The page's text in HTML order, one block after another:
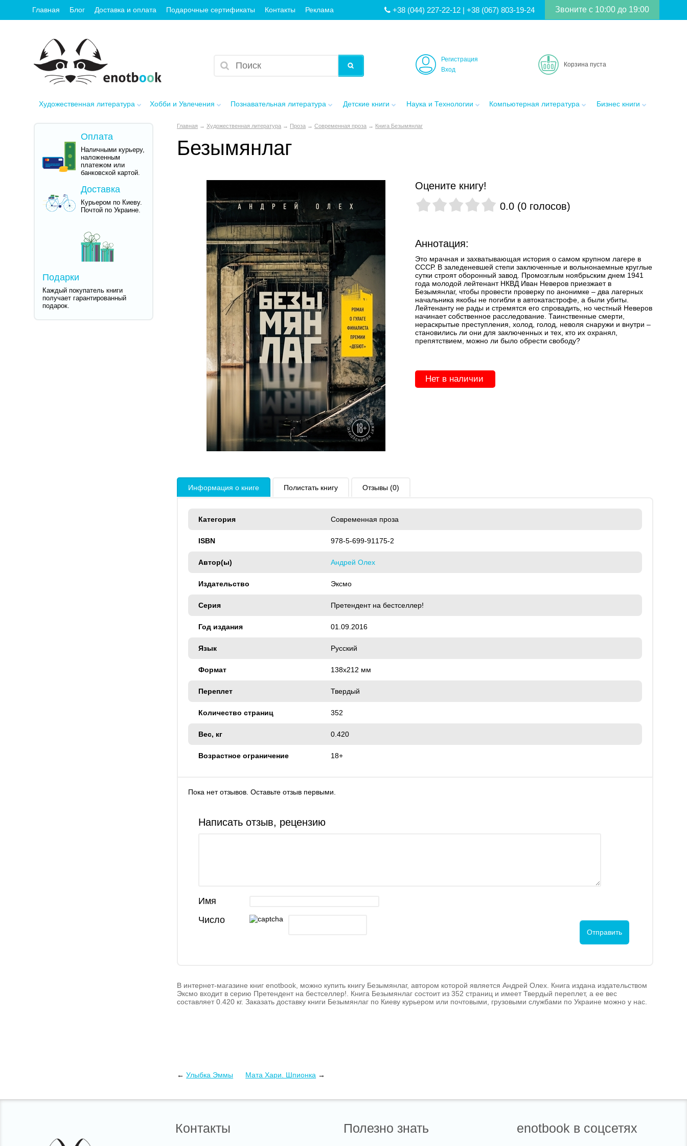
Главная Блог Доставка и оплата Подарочные сертификаты Контакты Реклама Звоните с 10:00 до 19:00
+38 (044) 227-22-12 |+38 (067) 803-19-24
Корзина пуста
Регистрация
Вход
Художественная литература Хобби и Увлечения Познавательная литература Детские книги Наука и Технологии Компьютерная литература Бизнес книги
Оплата
Наличными курьеру,
наложенным
платежом или
банковской картой.
Доставка
Курьером по Киеву.
Почтой по Украине.
Подарки
Каждый покупатель книги
получает гарантированный
подарок.
Главная → Художественная литература → Проза →Современная проза → Книга Безымянлаг
Безымянлаг
Оцените книгу!
0.0 (0 голосов)
Аннотация:
Это мрачная и захватывающая история о самом крупном лагере в
СССР. В заледеневшей степи заключенные и вольнонаемные круглые
сутки строят оборонный завод. Промозглым ноябрьским днем 1941
года молодой лейтенант НКВД Иван Неверов приезжает в
Безымянлаг, чтобы провести проверку по анонимке – два лагерных
начальника якобы не погибли в автокатастрофе, а были убиты.
Лейтенанту не рады и стремятся его спровадить, но честный Неверов
начинает собственное расследование. Таинственные смерти,
нераскрытые преступления, холод, голод, неволя снаружи и внутри –
становились ли они для заключенных и тех, кто их охранял,
препятствием, можно ли было обрести свободу?
Нет в наличии
Информация о книге Полистать книгу Отзывы (0)
Категория Современная проза
ISBN 978-5-699-91175-2
Автор(ы) Андрей Олех
Издательство Эксмо
Серия Претендент на бестселлер!
Год издания 01.09.2016
Язык Русский
Формат 138x212 мм
Переплет Твердый
Количество страниц 352
Вес, кг 0.420
Возрастное ограничение 18+
Пока нет отзывов. Оставьте отзыв первыми.
Написать отзыв, рецензию
Имя
Число
В интернет-магазине книг enotbook, можно купить книгу Безымянлаг, автором которой является Андрей Олех. Книга издана издательством
Эксмо входит в серию Претендент на бестселлер!. Книга Безымянлаг состоит из 352 страниц и имеет Твердый переплет, а ее вес
составляет 0.420 кг. Заказать доставку книги Безымянлаг по Киеву курьером или почтовыми, грузовыми службами по Украине можно у нас.
←Улыбка Эммы Мата Хари. Шпионка →
Контакты Полезно знать enotbook в соцсетях